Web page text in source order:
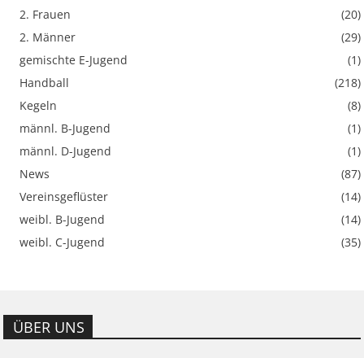
2. Frauen
(20)
2. Männer
(29)
gemischte E-Jugend
(1)
Handball
(218)
Kegeln
(8)
männl. B-Jugend
(1)
männl. D-Jugend
(1)
News
(87)
Vereinsgeflüster
(14)
weibl. B-Jugend
(14)
weibl. C-Jugend
(35)
ÜBER UNS